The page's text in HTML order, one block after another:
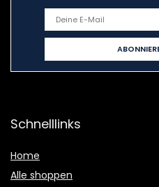
Schnelllinks
Home
Alle shoppen